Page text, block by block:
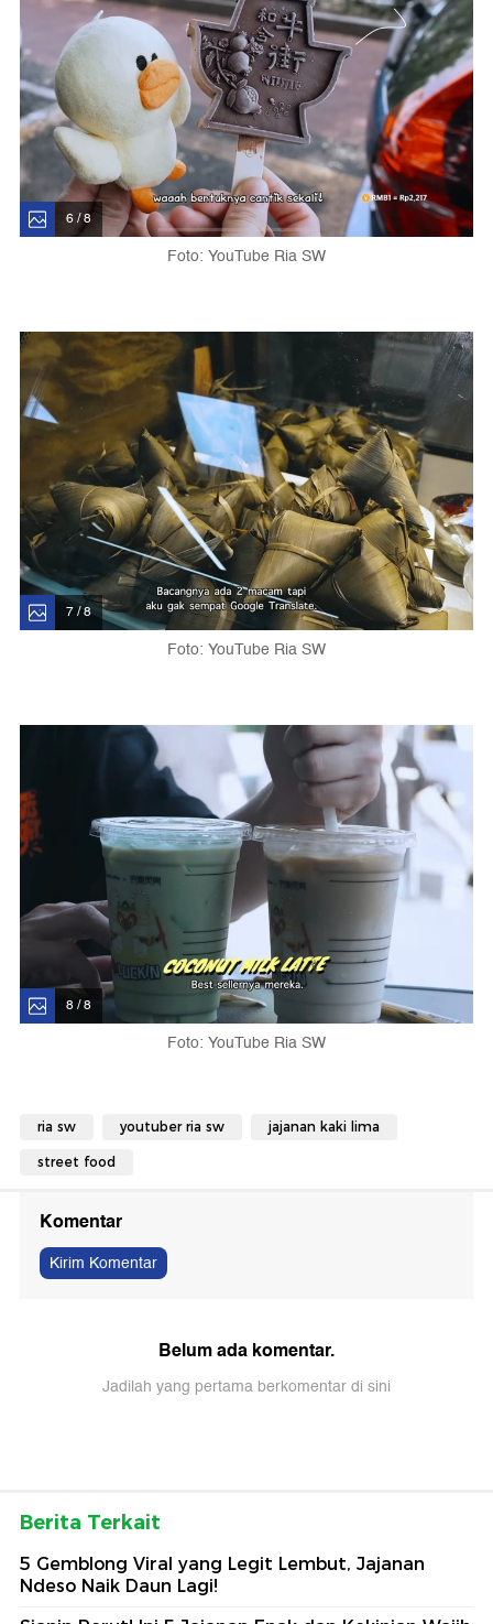
6 / 8
Foto: YouTube Ria SW
7 / 8
Foto: YouTube Ria SW
8 / 8
Foto: YouTube Ria SW
ria sw youtuber ria sw jajanan kaki lima
street food
Komentar
Kirim Komentar
Belum ada komentar.
Jadilah yang pertama berkomentar di sini
Berita Terkait
5 Gemblong Viral yang Legit Lembut, Jajanan
Ndeso Naik Daun Lagi!